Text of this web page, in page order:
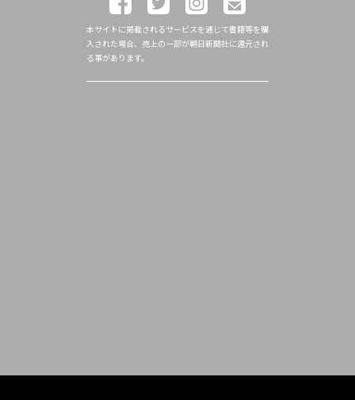
本サイトに掲載されるサービスを通じて書籍等を購
入された場合、売上の一部が朝日新聞社に還元され
る事があります。